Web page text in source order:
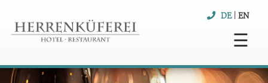
DE| EN
☰